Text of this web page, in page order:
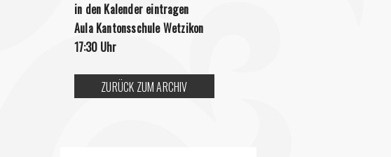
in den Kalender eintragen
Aula Kantonsschule Wetzikon
17:30 Uhr
ZURÜCK ZUM ARCHIV